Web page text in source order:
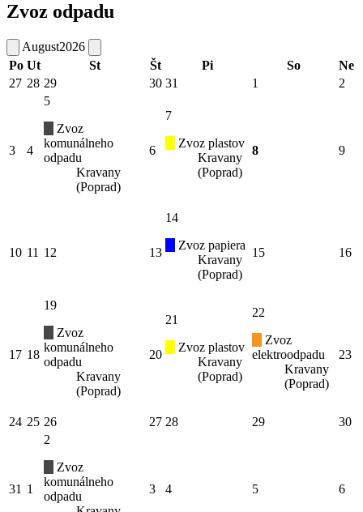
Zvoz odpadu
August2026
Po Ut St Št Pi So
Ne
27 28 29 30 31 1 2
3 4
5
Zvoz
komunálneho
odpadu
Kravany
(Poprad)
6
7
Zvoz plastov
Kravany
(Poprad)
8 9
10 11 12 13
14
Zvoz papiera
Kravany
(Poprad)
15 16
17 18
19
Zvoz
komunálneho
odpadu
Kravany
(Poprad)
20
21
Zvoz plastov
Kravany
(Poprad)
22
Zvoz
elektroodpadu
Kravany
(Poprad)
23
24 25 26 27 28 29 30
31 1
2
Zvoz
komunálneho
odpadu
3 4 5 6